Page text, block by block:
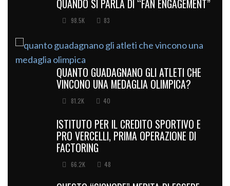
QUANDO SI PARLA DI “FAN ENGAGEMENT”
98.5K 83
QUANTO GUADAGNANO GLI ATLETI CHE
VINCONO UNA MEDAGLIA OLIMPICA?
81.2K 40
ISTITUTO PER IL CREDITO SPORTIVO E
PRO VERCELLI, PRIMA OPERAZIONE DI
FACTORING
66.2K 48